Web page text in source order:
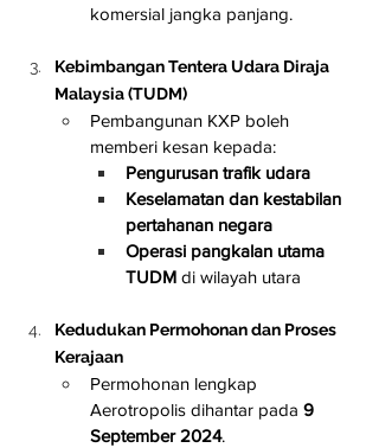
komersial jangka panjang.
Kebimbangan Tentera Udara Diraja
Malaysia (TUDM)
Pembangunan KXP boleh
memberi kesan kepada:
Pengurusan trafik udara
Keselamatan dan kestabilan
pertahanan negara
Operasi pangkalan utama
TUDM di wilayah utara
Kedudukan Permohonan dan Proses
Kerajaan
Permohonan lengkap
Aerotropolis dihantar pada 9
September 2024.